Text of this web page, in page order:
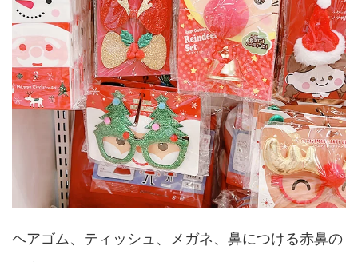
ヘアゴム、ティッシュ、メガネ、鼻につける赤鼻の